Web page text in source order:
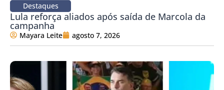
Destaques
Lula reforça aliados após saída de Marcola da
campanha
Mayara Leite agosto 7, 2026